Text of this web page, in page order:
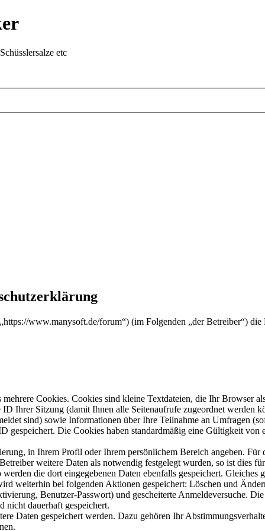
etc
www.manysoft.de/forum“) (im Folgenden „der Betreiber“)
Cookies. Cookies sind kleine Textdateien, die Ihr Browser
Ihrer Sitzung (damit Ihnen alle Seitenaufrufe zugeordnet werden
sind) sowie Informationen über Ihre Teilnahme an Umfragen
gespeichert. Die Cookies haben standardmäßig eine Gültigkeit
in Ihrem Profil oder Ihrem persönlichem Bereich angeben.
weitere Daten als notwendig festgelegt wurden, so ist dies
die dort eingegebenen Daten ebenfalls gespeichert.
weiterhin bei folgenden Aktionen gespeichert: Löschen und
Benutzer-Passwort) und gescheiterte Anmeldeversuche.
nicht dauerhaft gespeichert.
Daten gespeichert werden. Dazu gehören Ihr